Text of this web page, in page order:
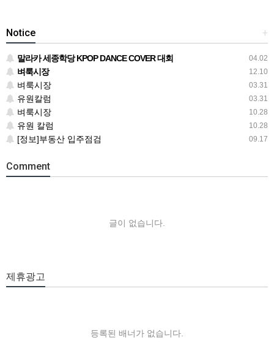
+
Notice
04.02
말라카 세종학당 KPOP DANCE COVER 대회
12.10
벼룩시장
03.31
벼룩시장
03.31
유원칼럼
10.28
벼룩시장
10.28
유원 칼럼
09.17
[정보]부동산 입주점검
Comment
글이 없습니다.
제휴광고
등록된 배너가 없습니다.